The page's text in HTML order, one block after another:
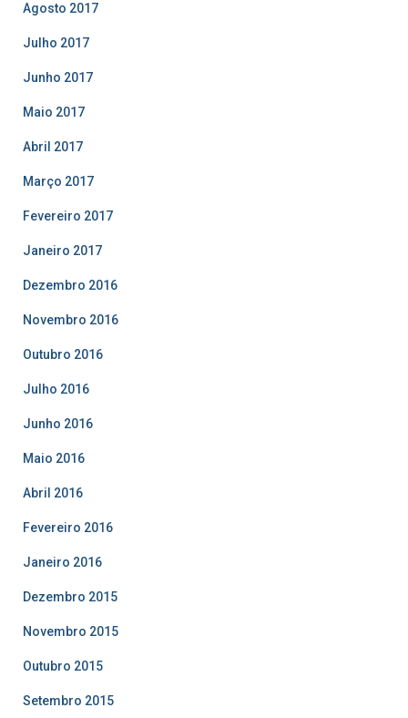
Agosto 2017
Julho 2017
Junho 2017
Maio 2017
Abril 2017
Março 2017
Fevereiro 2017
Janeiro 2017
Dezembro 2016
Novembro 2016
Outubro 2016
Julho 2016
Junho 2016
Maio 2016
Abril 2016
Fevereiro 2016
Janeiro 2016
Dezembro 2015
Novembro 2015
Outubro 2015
Setembro 2015